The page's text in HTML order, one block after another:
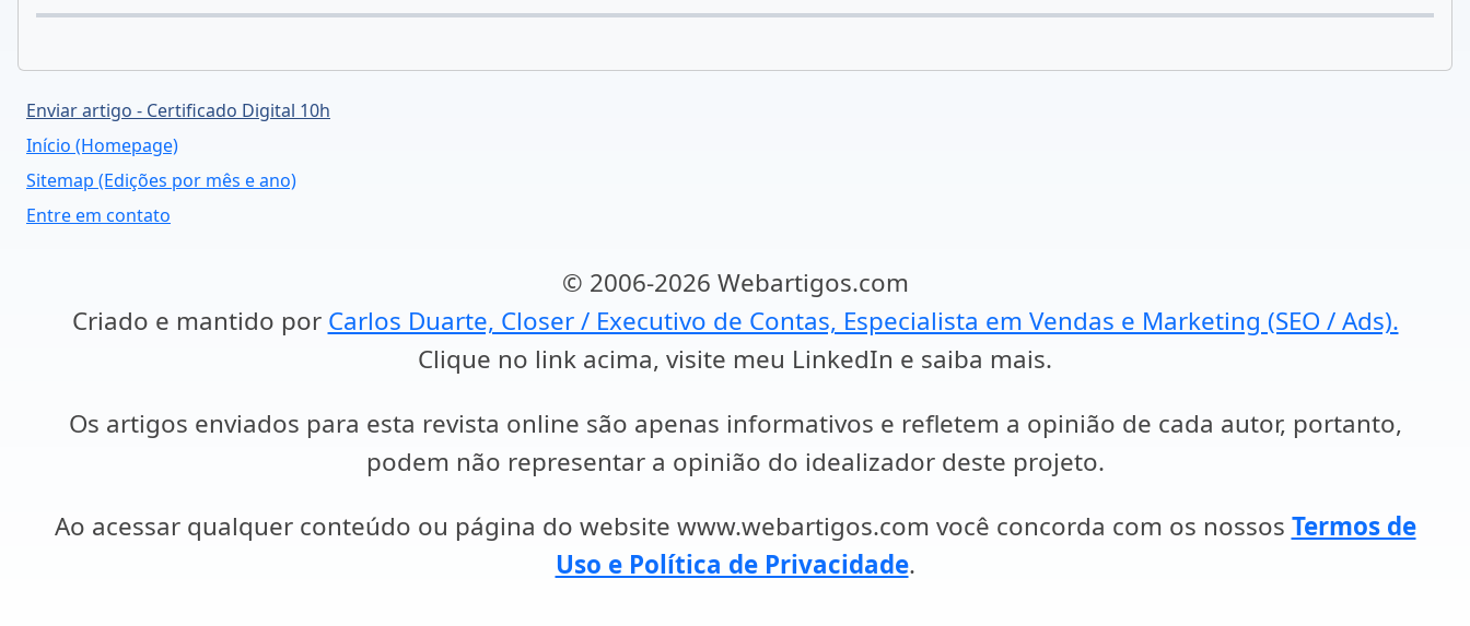
Enviar artigo - Certificado Digital 10h
Início (Homepage)
Sitemap (Edições por mês e ano)
Entre em contato
© 2006-2026 Webartigos.com
Criado e mantido por Carlos Duarte, Closer / Executivo de Contas, Especialista em Vendas e Marketing (SEO / Ads).
Clique no link acima, visite meu LinkedIn e saiba mais.
Os artigos enviados para esta revista online são apenas informativos e refletem a opinião de cada autor, portanto,
podem não representar a opinião do idealizador deste projeto.
Ao acessar qualquer conteúdo ou página do website www.webartigos.com você concorda com os nossos Termos de
Uso e Política de Privacidade.